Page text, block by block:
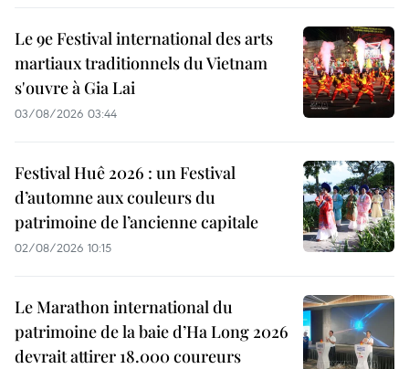
Le 9e Festival international des arts
martiaux traditionnels du Vietnam
s'ouvre à Gia Lai
03/08/2026 03:44
Festival Huê 2026 : un Festival
d’automne aux couleurs du
patrimoine de l’ancienne capitale
02/08/2026 10:15
Le Marathon international du
patrimoine de la baie d’Ha Long 2026
devrait attirer 18.000 coureurs